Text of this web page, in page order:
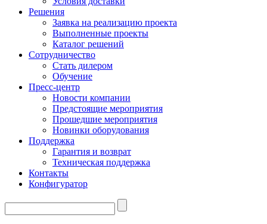
Решения
Заявка на реализацию проекта
Выполненные проекты
Каталог решений
Сотрудничество
Стать дилером
Обучение
Пресс-центр
Новости компании
Предстоящие мероприятия
Прошедшие мероприятия
Новинки оборудования
Поддержка
Гарантия и возврат
Техническая поддержка
Контакты
Конфигуратор